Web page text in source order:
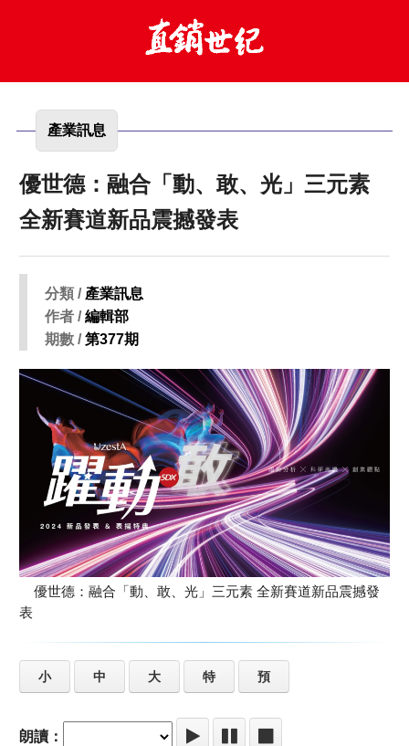
產業訊息
優世德：融合「動、敢、光」三元素
全新賽道新品震撼發表
分類 / 產業訊息
作者 /編輯部
期數 /第377期
優世德：融合「動、敢、光」三元素 全新賽道新品震撼發
表
小 中 大 特 預
朗讀：